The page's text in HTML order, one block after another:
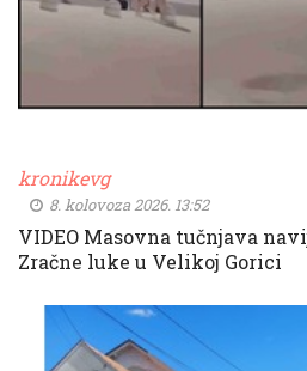
kronikevg
8. kolovoza 2026. 13:52
VIDEO Masovna tučnjava
Zračne luke u Velikoj Gorici